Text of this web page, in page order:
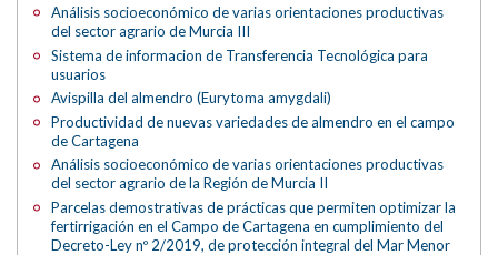
Análisis socioeconómico de varias orientaciones productivas
del sector agrario de Murcia III
Sistema de informacion de Transferencia Tecnológica para
usuarios
Avispilla del almendro (Eurytoma amygdali)
Productividad de nuevas variedades de almendro en el campo
de Cartagena
Análisis socioeconómico de varias orientaciones productivas
del sector agrario de la Región de Murcia II
Parcelas demostrativas de prácticas que permiten optimizar la
fertirrigación en el Campo de Cartagena en cumplimiento del
Decreto-Ley nº 2/2019, de protección integral del Mar Menor